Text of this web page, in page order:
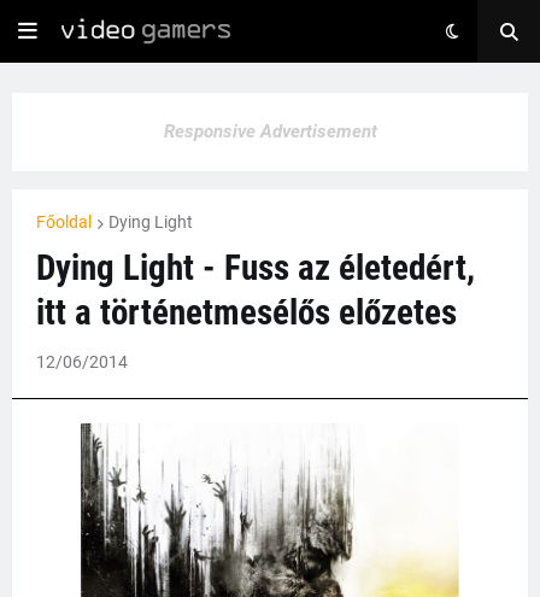
Responsive Advertisement
Főoldal Dying Light
Dying Light - Fuss az életedért,
itt a történetmesélős előzetes
12/06/2014